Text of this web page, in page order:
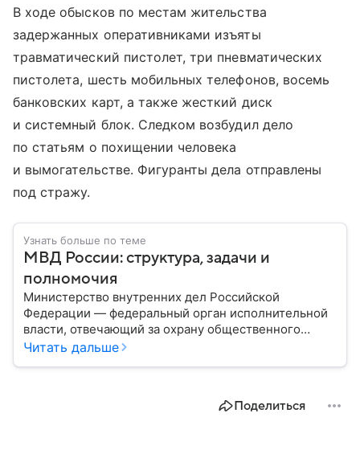
В ходе обысков по местам жительства
задержанных оперативниками изъяты
травматический пистолет, три пневматических
пистолета, шесть мобильных телефонов, восемь
банковских карт, а также жесткий диск
и системный блок. Следком возбудил дело
по статьям о похищении человека
и вымогательстве. Фигуранты дела отправлены
под стражу.
Узнать больше по теме
МВД России: структура, задачи и
полномочия
Министерство внутренних дел Российской
Федерации — федеральный орган исполнительной
власти, отвечающий за охрану общественного
порядка, борьбу с преступностью, обеспечение
России, какие задачи выполняет министерство, как
Читать дальше
Поделиться